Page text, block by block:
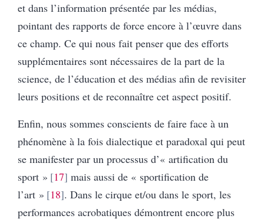
et dans l’information présentée par les médias,
pointant des rapports de force encore à l’œuvre dans
ce champ. Ce qui nous fait penser que des efforts
supplémentaires sont nécessaires de la part de la
science, de l’éducation et des médias afin de revisiter
leurs positions et de reconnaître cet aspect positif.
Enfin, nous sommes conscients de faire face à un
phénomène à la fois dialectique et paradoxal qui peut
se manifester par un processus d’« artification du
sport » 17 mais aussi de « sportification de
l’art » 18 . Dans le cirque et/ou dans le sport, les
performances acrobatiques démontrent encore plus